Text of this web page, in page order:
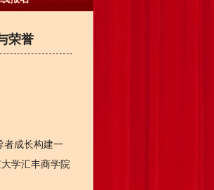
荣誉
成长构建一
学汇丰商学院